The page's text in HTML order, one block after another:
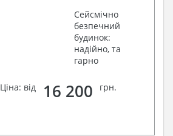
Сейсмічно
безпечний
будинок:
надійно, та
гарно
Ціна: від 16 200 грн.